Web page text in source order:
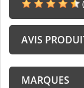
(
AVIS
MARQUES